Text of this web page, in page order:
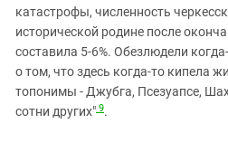
катастрофы, численность
исторической родине после
составила 5-6%. Обезлюдели
о том, что здесь когда-то кипела
топонимы - Джубга, Псезуапсе,
сотни других" 9.